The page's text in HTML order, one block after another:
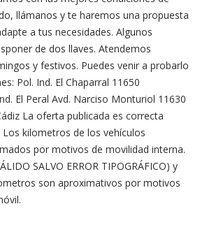
llámanos y te haremos una propuesta
a tus necesidades. Algunos
de dos llaves. Atendemos
y festivos. Puedes venir a probarlo
Pol. Ind. El Chaparral 11650
El Peral Avd. Narciso Monturiol 11630
La oferta publicada es correcta
kilometros de los vehículos
por motivos de movilidad interna.
SALVO ERROR TIPOGRÁFICO) y
son aproximativos por motivos